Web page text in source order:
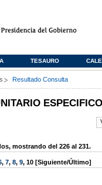
TESAURO
Resultado Consulta
mostrando del 226 al 231.
, 7, 8, 9, 10 [Siguiente/Último]